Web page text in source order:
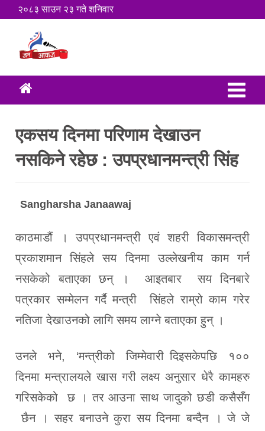
२०८३ साउन २३ गते शनिवार
एकसय दिनमा परिणाम देखाउन
नसकिने रहेछ : उपप्रधानमन्त्री सिंह
Sangharsha Janaawaj
काठमाडौं । उपप्रधानमन्त्री एवं शहरी विकासमन्त्री
प्रकाशमान सिंहले सय दिनमा उल्लेखनीय काम गर्न
नसकेको बताएका छन् । आइतबार सय दिनबारे
पत्रकार सम्मेलन गर्दै मन्त्री सिंहले राम्रो काम गरेर
नतिजा देखाउनको लागि समय लाग्ने बताएका हुन् ।
उनले भने, ‘मन्त्रीको जिम्मेवारी दिइसकेपछि १००
दिनमा मन्त्रालयले खास गरी लक्ष्य अनुसार धेरै कामहरु
गरिसकेको छ । तर आउना साथ जादुको छडी कसैसँग
छैन । सहर बनाउने कुरा सय दिनमा बन्दैन । जे जे